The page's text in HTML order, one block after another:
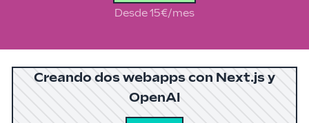
Desde 15€/mes
Creando dos webapps con Next.js y
OpenAI